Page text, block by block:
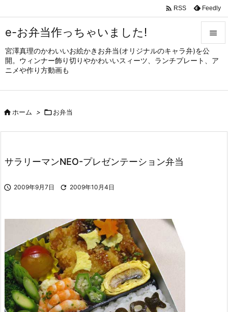
e-お弁当作っちゃいました!
宮澤真理のかわいいお絵かきお弁当(オリジナルのキャラ弁)を公
開。ウィンナー飾り切りやかわいいスィーツ、ランチプレート、ア
ニメや作り方動画も


メニュ
サイド

 RSS Feedly
ホーム > お弁当
サラリーマンNEO-プレゼンテーション弁当
 2009年9月7日  2009年10月4日